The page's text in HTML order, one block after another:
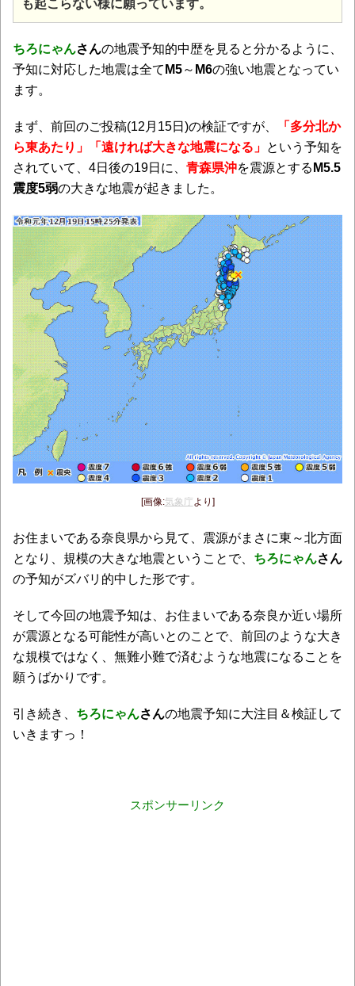
も起こらない様に願っています。
ちろにゃんさんの地震予知的中歴を見ると分かるように、
予知に対応した地震は全て M5～ M6の強い地震となってい
ます。
まず、前回のご投稿(12月15日)の検証ですが、
「多分北か
ら東あたり」「遠ければ大きな地震になる」 という予知を
されていて、4日後の19日に、 青森県沖を震源とする M5.5
震度5弱の大きな地震が起きました。
[画像:気象庁より]
お住まいである奈良県から見て、震源がまさに東～北方面
となり、規模の大きな地震ということで、 ちろにゃんさん
の予知がズバリ的中した形です。
そして今回の地震予知は、お住まいである奈良か近い場所
が震源となる可能性が高いとのことで、前回のような大き
な規模ではなく、無難小難で済むような地震になることを
願うばかりです。
引き続き、 ちろにゃんさんの地震予知に大注目＆検証して
いきますっ！
スポンサーリンク